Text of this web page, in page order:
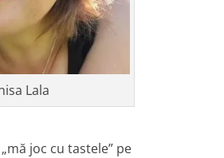
Lala
joc cu tastele” pe